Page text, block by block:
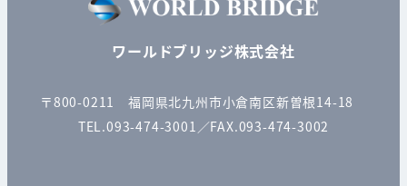
ワールドブリッジ株式会社
〒800-0211 福岡県北九州市小倉南区新曽根14-18
TEL.093-474-3001／FAX.093-474-3002